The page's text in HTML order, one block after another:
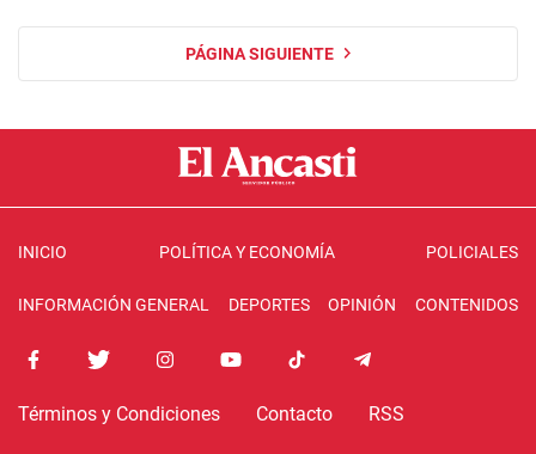
PÁGINA SIGUIENTE
INICIO POLÍTICA Y ECONOMÍA POLICIALES
INFORMACIÓN GENERAL DEPORTES OPINIÓN CONTENIDOS
Términos y Condiciones Contacto RSS